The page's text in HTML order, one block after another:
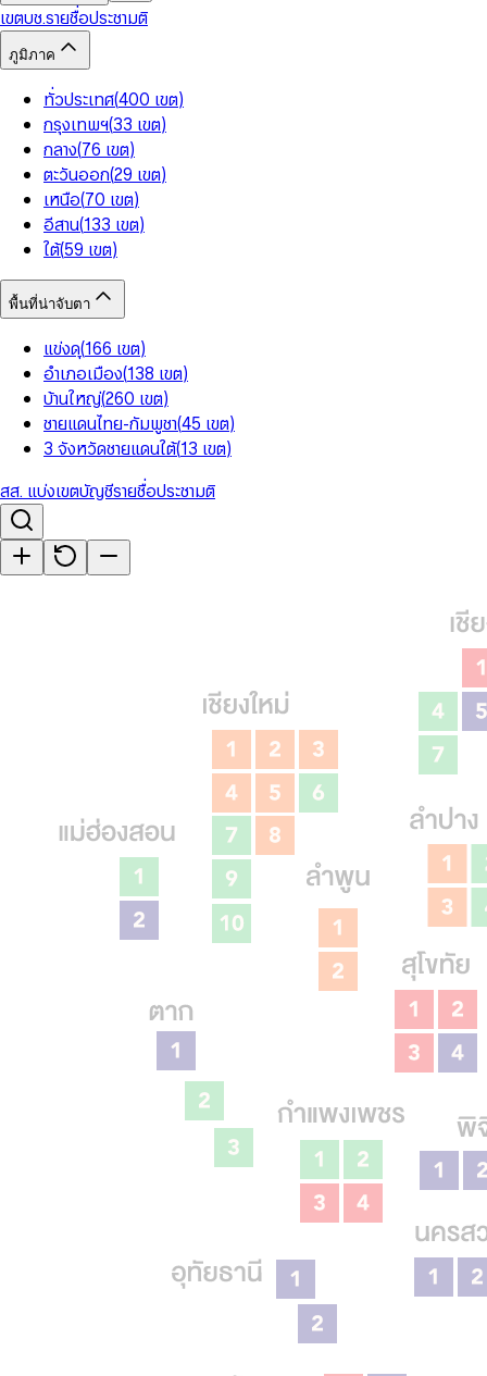
เขตบช.รายชื่อประชามติ
ภูมิภาค
ทั่วประเทศ(400 เขต)
กรุงเทพฯ(33 เขต)
กลาง(76 เขต)
ตะวันออก(29 เขต)
เหนือ(70 เขต)
อีสาน(133 เขต)
ใต้(59 เขต)
พื้นที่น่าจับตา
แข่งดุ(166 เขต)
อำเภอเมือง(138 เขต)
บ้านใหญ่(260 เขต)
ชายแดนไทย-กัมพูชา(45 เขต)
3 จังหวัดชายแดนใต้(13 เขต)
สส. แบ่งเขตบัญชีรายชื่อประชามติ